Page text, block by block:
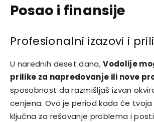
Posao i finansije
Profesionalni izazovi i
U narednih deset dana,Vodolije
prilike za napredovanje ili nove
sposobnost da razmišljaš izvan
cenjena. Ovo je period kada će
ključna za rešavanje problema i